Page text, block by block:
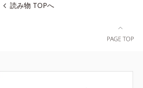
読み物 TOPへ